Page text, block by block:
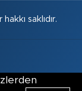
saklıdır.